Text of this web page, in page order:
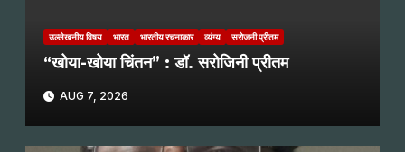
उल्लेखनीय विषय भारत भारतीय रचनाकार व्यंग्य सरोजनी प्रीतम
“खोया-खोया चिंतन” : डॉ. सरोजिनी प्रीतम
AUG 7, 2026